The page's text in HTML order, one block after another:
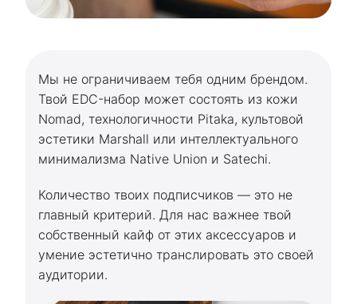
Мы не ограничиваем тебя одним брендом.
Твой EDC-набор может состоять из кожи
Nomad, технологичности Pitaka, культовой
эстетики Marshall или интеллектуального
минимализма Native Union и Satechi.
Количество твоих подписчиков — это не
главный критерий. Для нас важнее твой
собственный кайф от этих аксессуаров и
умение эстетично транслировать это своей
аудитории.